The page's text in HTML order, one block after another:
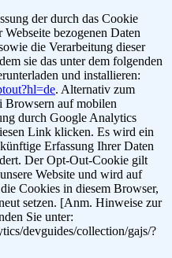
der durch das Cookie
bezogenen Daten
die Verarbeitung dieser
sie das unter dem folgenden
und installieren:
. Alternativ zum
Browsern auf mobilen
durch Google Analytics
Link klicken. Es wird ein
Erfassung Ihrer Daten
Der Opt-Out-Cookie gilt
Website und wird auf
Cookies in diesem Browser,
setzen. [Anm. Hinweise zur
Sie unter:
devguides/collection/gajs/?